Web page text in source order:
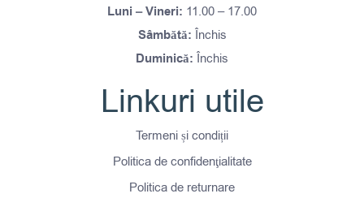
Luni – Vineri: 11.00 – 17.00
Sâmbătă: Închis
Duminică: Închis
Linkuri utile
Termeni și condiții
Politica de confidenţialitate
Politica de returnare